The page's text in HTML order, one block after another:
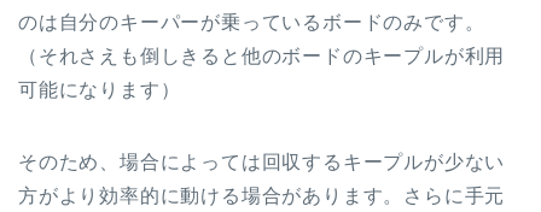
のは自分のキーパーが乗っているボードのみです。
（それさえも倒しきると他のボードのキープルが利用
可能になります）
そのため、場合によっては回収するキープルが少ない
方がより効率的に動ける場合があります。さらに手元